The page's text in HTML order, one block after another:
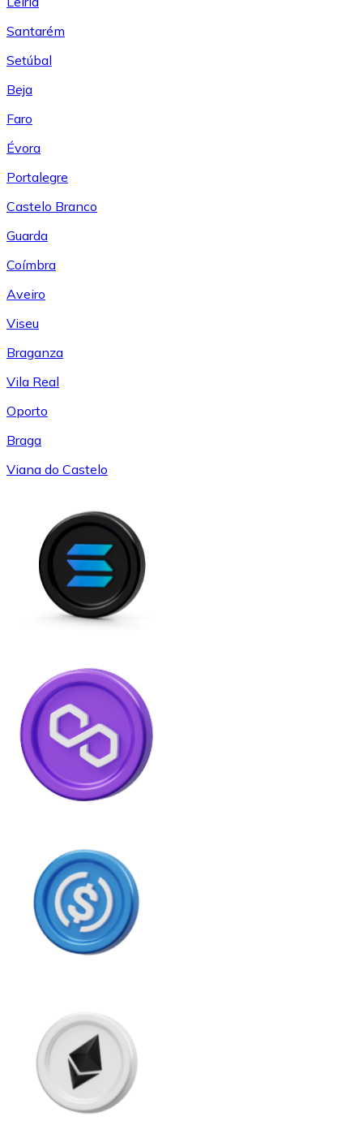
Santarém
Setúbal
Beja
Faro
Évora
Portalegre
Castelo Branco
Guarda
Coímbra
Aveiro
Viseu
Braganza
Vila Real
Oporto
Braga
Viana do Castelo